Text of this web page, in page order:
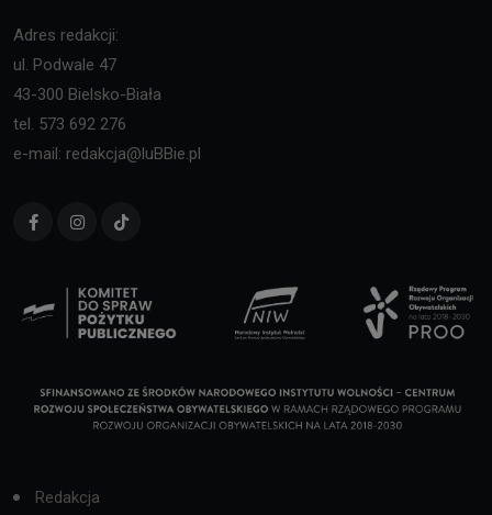
Adres redakcji:
ul. Podwale 47
43-300 Bielsko-Biała
tel. 573 692 276
e-mail: redakcja@luBBie.pl
Redakcja